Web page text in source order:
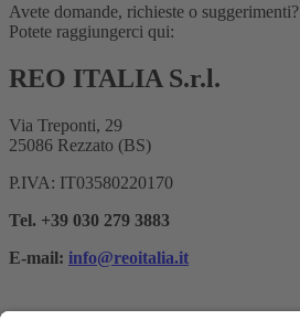
Avete domande, richieste o suggerimenti?
Potete raggiungerci qui:
REO ITALIA S.r.l.
Via Treponti, 29
25086 Rezzato (BS)
P.IVA: IT03580220170
Tel. +39 030 279 3883
E-mail: info@reoitalia.it